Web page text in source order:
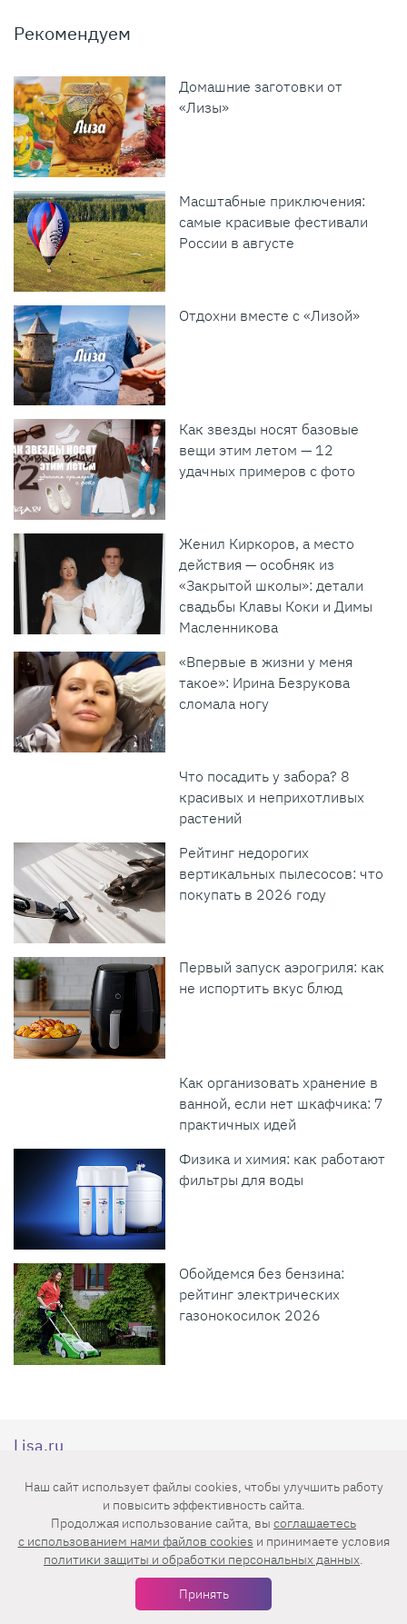
Рекомендуем
Домашние заготовки от
«Лизы»
Масштабные приключения:
самые красивые фестивали
России в августе
Отдохни вместе с «Лизой»
Как звезды носят базовые
вещи этим летом — 12
удачных примеров с фото
Женил Киркоров, а место
действия — особняк из
«Закрытой школы»: детали
свадьбы Клавы Коки и Димы
Масленникова
«Впервые в жизни у меня
такое»: Ирина Безрукова
сломала ногу
Что посадить у забора? 8
красивых и неприхотливых
растений
Рейтинг недорогих
вертикальных пылесосов: что
покупать в 2026 году
Первый запуск аэрогриля: как
не испортить вкус блюд
Как организовать хранение в
ванной, если нет шкафчика: 7
практичных идей
Физика и химия: как работают
фильтры для воды
Обойдемся без бензина:
рейтинг электрических
газонокосилок 2026
Lisa.ru
Lisa.ru — женский интернет-журнал, в
котором ты найдешь самые последние
новости из мира моды, секреты красоты
звезд, самые эффективные диеты, советы
по воспитанию детей, рецепты,
Наш сайт использует файлы cookies, чтобы улучшить работу
и повысить эффективность сайта.
Продолжая использование сайта, вы соглашаетесь
c использованием нами файлов cookies и принимаете условия
политики защиты и обработки персональных данных.
Принять